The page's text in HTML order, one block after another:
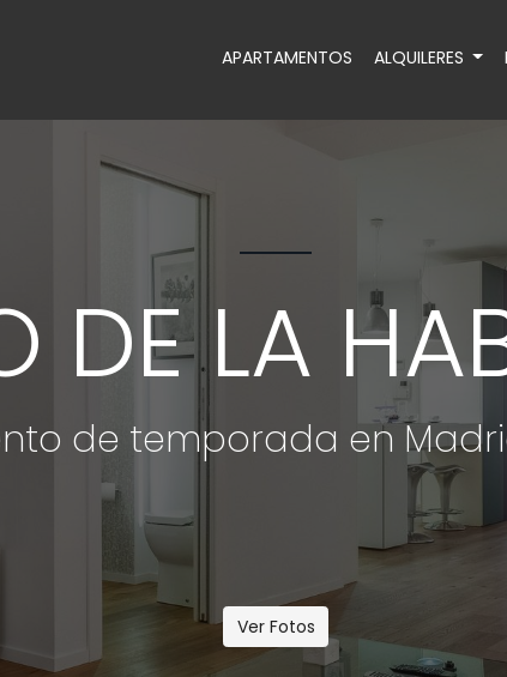
APARTAMENTOS ALQUILERES
DE LA
de temporada en
Ver Fotos